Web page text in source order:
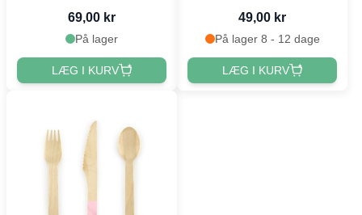
69,00 kr
På lager
LÆG I KURV
49,00 kr
På lager 8 - 12 dage
LÆG I KURV